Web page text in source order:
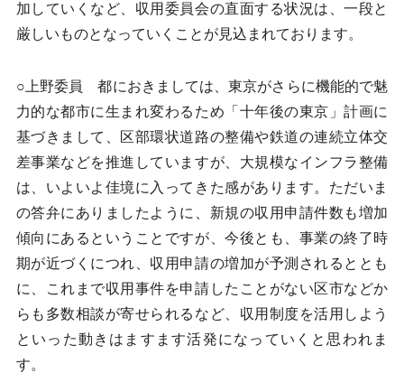
加していくなど、収用委員会の直面する状況は、一段と
厳しいものとなっていくことが見込まれております。
○上野委員 都におきましては、東京がさらに機能的で魅
力的な都市に生まれ変わるため「十年後の東京」計画に
基づきまして、区部環状道路の整備や鉄道の連続立体交
差事業などを推進していますが、大規模なインフラ整備
は、いよいよ佳境に入ってきた感があります。ただいま
の答弁にありましたように、新規の収用申請件数も増加
傾向にあるということですが、今後とも、事業の終了時
期が近づくにつれ、収用申請の増加が予測されるととも
に、これまで収用事件を申請したことがない区市などか
らも多数相談が寄せられるなど、収用制度を活用しよう
といった動きはますます活発になっていくと思われま
す。